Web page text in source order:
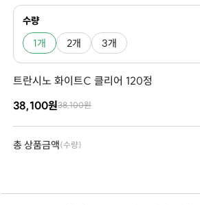
수량
1개 2개 3개
트란시노 화이트C 클리어 120정
38,100원38,100원
총 상품금액(수량)